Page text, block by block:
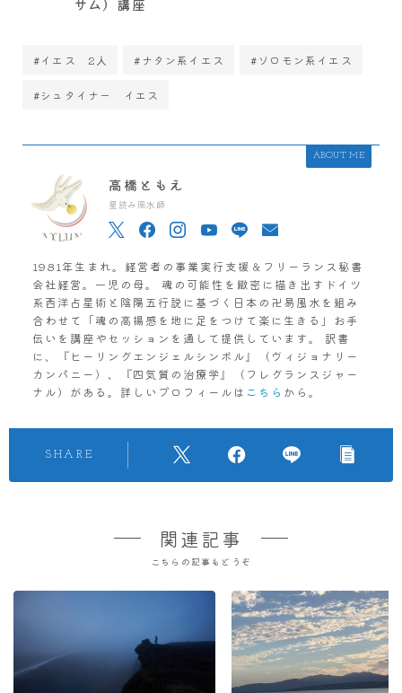
サム）講座
#イエス 2人 #ナタン系イエス #ソロモン系イエス
#シュタイナー イエス
ABOUT ME
高橋ともえ
星読み風水師
1981年生まれ。経営者の事業実行支援＆フリーランス秘書
会社経営。一児の母。 魂の可能性を緻密に描き出すドイツ
系西洋占星術と陰陽五行説に基づく日本の卍易風水を組み
合わせて「魂の高揚感を地に足をつけて楽に生きる」お手
伝いを講座やセッションを通して提供しています。 訳書
に、『ヒーリングエンジェルシンボル』（ヴィジョナリー
カンパニー）、『四気質の治療学』（フレグランスジャー
ナル）がある。詳しいプロフィールは こちら から。
SHARE
関連記事
こちらの記事もどうぞ